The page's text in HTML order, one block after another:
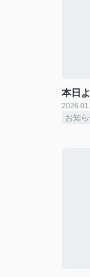
本日
お知